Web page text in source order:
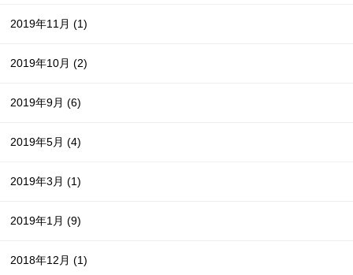
2019年11月(1)
2019年10月(2)
2019年9月(6)
2019年5月(4)
2019年3月(1)
2019年1月(9)
2018年12月(1)